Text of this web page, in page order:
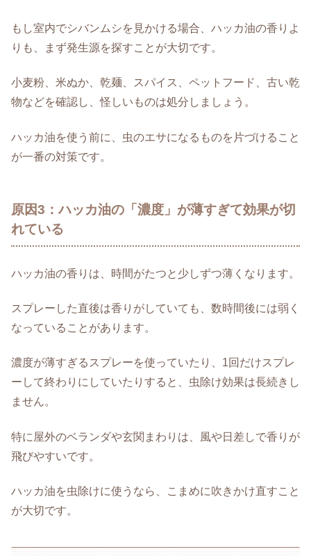
もし室内でシバンムシを見かける場合、ハッカ油の香りよ
りも、まず発生源を探すことが大切です。
小麦粉、米ぬか、乾麺、スパイス、ペットフード、古い乾
物などを確認し、怪しいものは処分しましょう。
ハッカ油を使う前に、虫のエサになるものを片づけること
が一番の対策です。
原因3：ハッカ油の「濃度」が薄すぎて効果が切
れている
ハッカ油の香りは、時間がたつと少しずつ薄くなります。
スプレーした直後は香りがしていても、数時間後には弱く
なっていることがあります。
濃度が薄すぎるスプレーを使っていたり、1回だけスプレ
ーして終わりにしていたりすると、虫除け効果は長続きし
ません。
特に屋外のベランダや玄関まわりは、風や日差しで香りが
飛びやすいです。
ハッカ油を虫除けに使うなら、こまめに吹きかけ直すこと
が大切です。